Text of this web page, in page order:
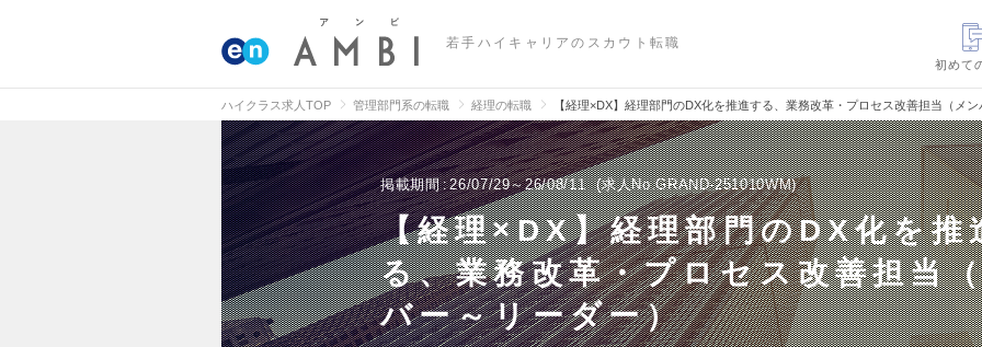
若手ハイキャリアのスカウト転職
初めて
ハイクラス求人TOP 管理部門系の転職 経理の転職 【経理×DX】経理部門のDX化を推進する、業務改革・プロセス改善担当（メ
掲載期間 26/07/29～26/08/11 求人No.GRAND-251010WM
【経理×DX】経理部門のDX化を推
る、業務改革・プロセス改善担当
バー～リーダー）